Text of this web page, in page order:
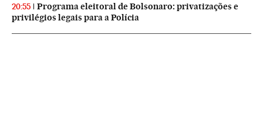
20:55
Programa eleitoral de Bolsonaro: privatizações e
privilégios legais para a Polícia